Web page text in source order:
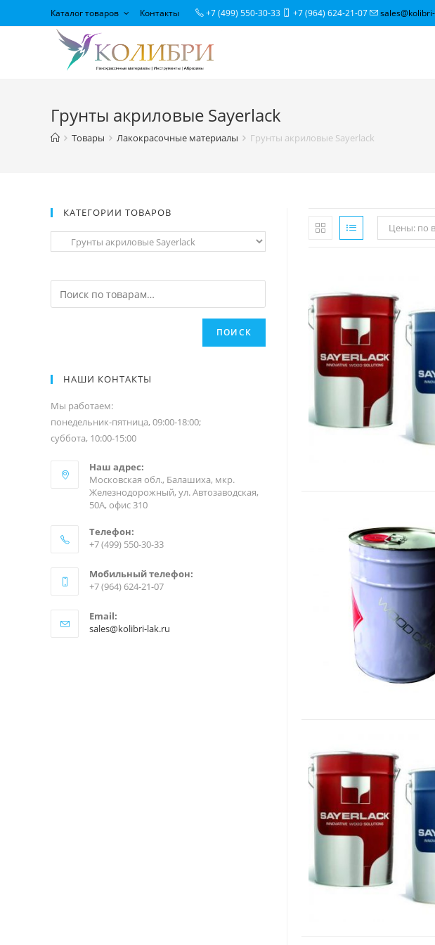
Каталог товаров Контакты +7 (499) 550-30-33 +7 (964) 624-21-07
Грунты акриловые Sayerlack
Товары Лакокрасочные материалы Грунты акриловые Sayerlack
Цены: по
КАТЕГОРИИ ТОВАРОВ
ПОИСК
НАШИ КОНТАКТЫ
Мы работаем:
понедельник-пятница, 09:00-18:00;
суббота, 10:00-15:00
Наш адрес:
Московская обл., Балашиха, мкр.
Железнодорожный, ул. Автозаводская,
50А, офис 310
Телефон:
+7 (499) 550-30-33
Мобильный телефон:
+7 (964) 624-21-07
Email:
sales@kolibri-lak.ru